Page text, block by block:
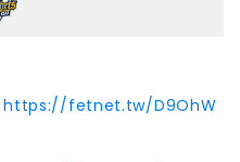
https://fetnet.tw/D9OhW